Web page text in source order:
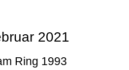
2021
Ring 1993